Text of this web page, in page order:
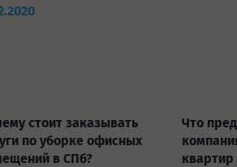
стоит заказывать
по уборке офисных
в СПб?
Что
квартир